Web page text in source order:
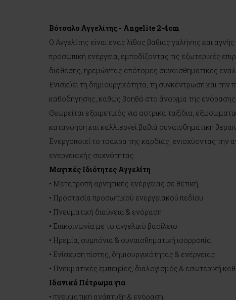
Βότσαλο Αγγελίτης - Angelite 2-4cm
Ο Αγγελίτης είναι ένας λίθος βαθιάς γαλήνης και
προσωπική ενέργεια, εμποδίζοντας τις εξωτερικές
διάθεσης, ηρεμώντας απότομες συναισθηματικές
Ενισχύει τη δημιουργικότητα, τη συγκέντρωση και την
καθοδήγησης, καθώς βοηθά στο άνοιγμα της
Θεωρείται εξαιρετικός για αστρικά ταξίδια,
κατανόηση και καλλιεργεί βαθιά συναισθηματική
Ενεργοποιεί το τσάκρα της καρδιάς, ενισχύοντας
ενεργειακής συχνότητας.
Μαγικές Ιδιότητες Αγγελίτη
• Μετατροπή αρνητικής ενέργειας σε θετική
• Προστασία προσωπικού ενεργειακού πεδίου
• Πνευματική διαύγεια & ενόραση
• Επικοινωνία με το αγγελικό βασίλειο
• Ηρεμία, συμπόνια & συναισθηματική ισορροπία
• Ενίσχυση πίστης, δημιουργικότητας & ενέργειας
• Πνευματικές εμπειρίες, διαλογισμός & εσωτερική
Ιδανικό Πέτρωμα για
• πνευματική ανάπτυξη & ενόραση